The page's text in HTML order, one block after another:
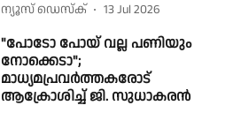
ന്യൂസ് ഡെസ്ക് 13 Jul 2026
"പോടോ പോയ് വല്ല പണിയും
നോക്കെടാ";
മാധ്യമപ്രവർത്തകരോട്
ആക്രോശിച്ച് ജി. സുധാകരൻ